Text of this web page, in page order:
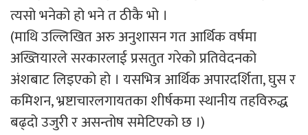
त्यसो भनेको हो भने त ठीकै भो ।
(माथि उल्लिखित अरु अनुशासन गत आर्थिक वर्षमा
अख्तियारले सरकारलाई प्रसतुत गरेको प्रतिवेदनको
अंशबाट लिइएको हो । यसभित्र आर्थिक अपारदर्शिता, घुस र
कमिशन, भ्रष्टाचारलगायतका शीर्षकमा स्थानीय तहविरुद्ध
बढ्दो उजुरी र असन्तोष समेटिएको छ ।)